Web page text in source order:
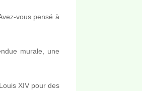
vous pensé à
murale, une
XIV pour des